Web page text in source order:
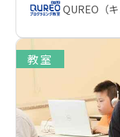
QUREO（
教室